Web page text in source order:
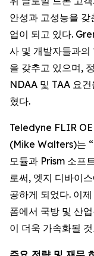
안성과 고성능을
업이 되고 있다.
사 및 개발자들과
을 갖추고 있으며,
NDAA 및 TAA 요
혔다.
Teledyne FLIR
(Mike Walters)는
모듈과 Prism 소프
로써, 엣지 디바이
공하게 되었다. 이
폼에서 국방 및 산
이 더욱 가속화될